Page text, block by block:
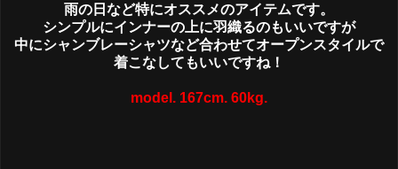
雨の日など特にオススメのアイテムです。
シンプルにインナーの上に羽織るのもいいですが
中にシャンブレーシャツなど合わせてオープンスタイルで
着こなしてもいいですね！
model. 167cm. 60kg.